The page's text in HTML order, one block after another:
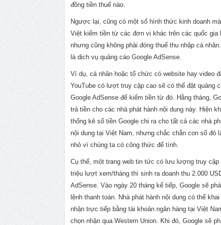
đồng tiền thuế nào.
Ngược lại, cũng có một số hình thức kinh doanh
Việt kiếm tiền từ các đơn vị khác trên các quốc gia
nhưng cũng không phải đóng thuế thu nhập cá
là dịch vụ quảng cáo Google AdSense.
Ví dụ, cá nhân hoặc tổ chức có website hay video
YouTube có lượt truy cập cao sẽ có thể đặt quảng
Google AdSense để kiếm tiền từ đó. Hằng tháng,
trả tiền cho các nhà phát hành nội dung này. Hiện
thống kê số tiền Google chi ra cho tất cả các nhà
nội dung tại Việt Nam, nhưng chắc chắn con số đó
nhỏ vì chúng ta có công thức để tính.
Cụ thể, một trang web tin tức có lưu lượng truy cập
triệu lượt xem/tháng thì sinh ra doanh thu 2.000
AdSense. Vào ngày 20 tháng kế tiếp, Google sẽ
lệnh thanh toán. Nhà phát hành nội dung có thể
nhận trực tiếp bằng tài khoản ngân hàng tại Việt
chọn nhận qua Western Union. Khi đó, Google sẽ